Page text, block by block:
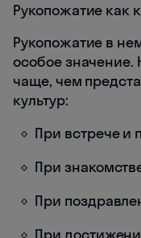
Рукопожатие как
Рукопожатие в
особое
чаще, чем
культур:
При встрече и
При
При